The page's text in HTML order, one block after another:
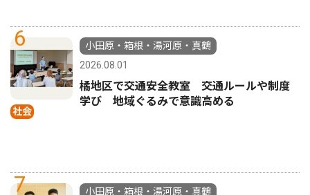
6
社会
小田原・箱根・湯河原・真鶴
2026.08.01
橘地区で交通安全教室 交通ルールや制度
学び 地域ぐるみで意識高める
7 小田原・箱根・湯河原・真鶴